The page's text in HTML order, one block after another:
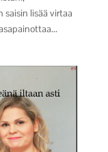
lisää virtaa